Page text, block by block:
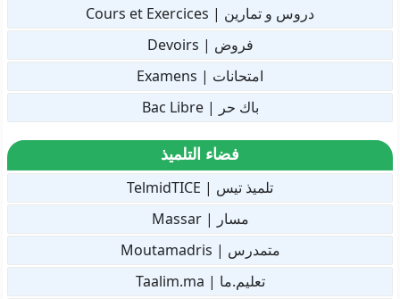
دروس و تمارين | Cours et Exercices
فروض | Devoirs
امتحانات | Examens
باك حر | Bac Libre
فضاء التلميذ
تلميذ تيس | TelmidTICE
مسار | Massar
متمدرس | Moutamadris
تعليم.ما | Taalim.ma